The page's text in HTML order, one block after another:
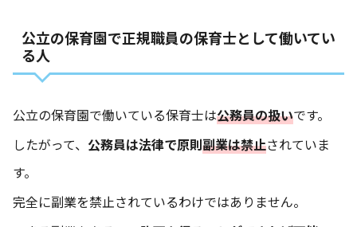
公立の保育園で正規職員の保育士として働いてい
る人
公立の保育園で働いている保育士は公務員の扱いです。
したがって、 公務員は法律で原則副業は禁止されていま
す。
完全に副業を禁止されているわけではありません。